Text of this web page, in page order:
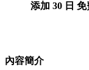
添加 30 日 免
內容簡介